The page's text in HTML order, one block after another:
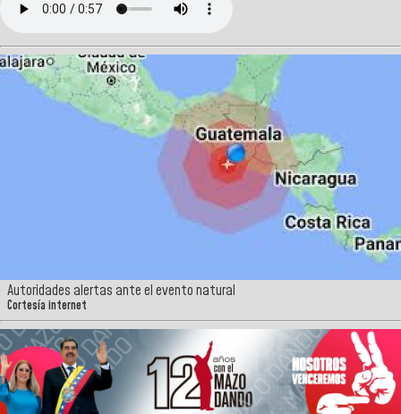
Autoridades alertas ante el evento natural
Cortesía internet